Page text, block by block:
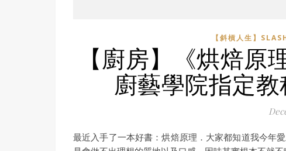
【斜槓人生】
【廚房】《烘焙
廚藝學院指定
最近入手了一本好書：烘焙原理．大家都知道我今年